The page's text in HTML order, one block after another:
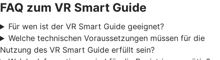
FAQ zum VR Smart Guide
Für wen ist der VR Smart Guide geeignet?
Welche technischen Voraussetzungen müssen für die
Nutzung des VR Smart Guide erfüllt sein?